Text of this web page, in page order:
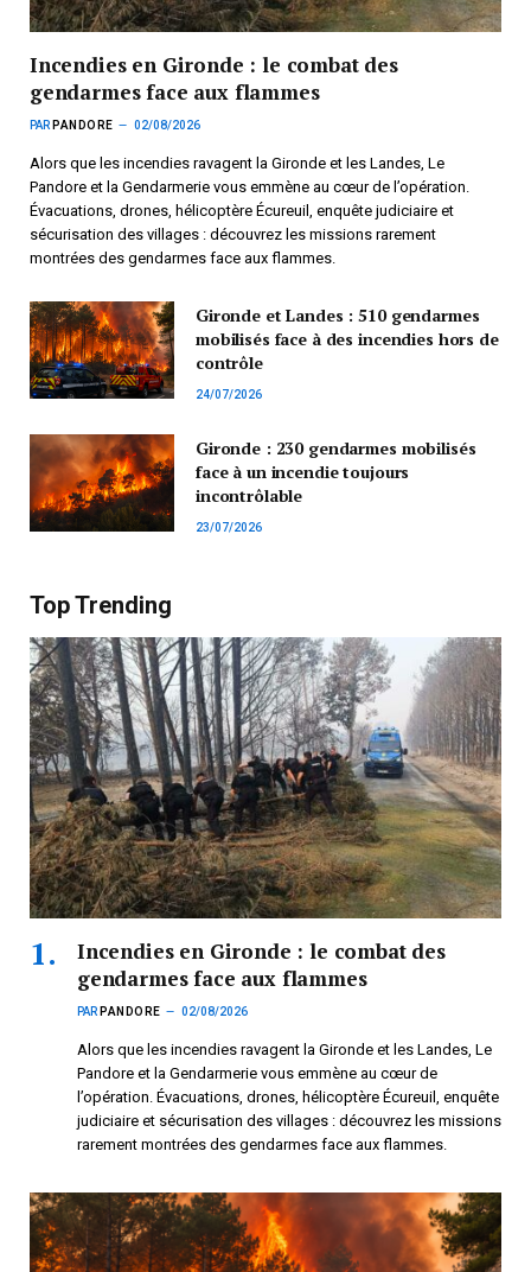
Incendies en Gironde : le combat des
gendarmes face aux flammes
PAR PANDORE 02/08/2026
Alors que les incendies ravagent la Gironde et les Landes, Le
Pandore et la Gendarmerie vous emmène au cœur de l’opération.
Évacuations, drones, hélicoptère Écureuil, enquête judiciaire et
sécurisation des villages : découvrez les missions rarement
montrées des gendarmes face aux flammes.
Gironde et Landes : 510 gendarmes
mobilisés face à des incendies hors de
contrôle
24/07/2026
Gironde : 230 gendarmes mobilisés
face à un incendie toujours
incontrôlable
23/07/2026
Top Trending
Incendies en Gironde : le combat des
gendarmes face aux flammes
PAR PANDORE 02/08/2026
Alors que les incendies ravagent la Gironde et les Landes, Le
Pandore et la Gendarmerie vous emmène au cœur de
l’opération. Évacuations, drones, hélicoptère Écureuil, enquête
judiciaire et sécurisation des villages : découvrez les missions
rarement montrées des gendarmes face aux flammes.